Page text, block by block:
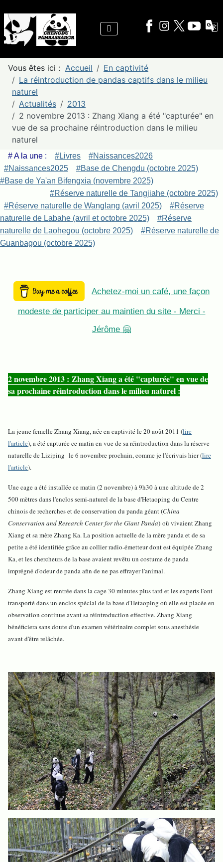
Vous êtes ici : Accueil
En captivité
La réintroduction de pandas captifs dans le milieu
naturel
Actualités
2013
2 novembre 2013 : Zhang Xiang a été "capturée" en
vue de sa prochaine réintroduction dans le milieu
naturel
# A la une : #Livres
#Naissances2026
#Naissances2025
#Base de Chengdu (octobre 2025)
#Base de Ya'an Bifengxia (novembre 2025)
#Réserve naturelle de Tangjiahe (octobre 2025)
#Réserve naturelle de Wanglang (avril 2025)
#Réserve
naturelle de Labahe (avril et octobre 2025)
#Réserve
naturelle de Laohegou (octobre 2025)
#Réserve naturelle de
Guanbagou (octobre 2025)
Achetez-moi un café, une façon
modeste de participer au maintien du site - Merci -
Jérôme 🤗
2 novembre 2013 : Zhang Xiang a été "capturée" en vue de
sa prochaine réintroduction dans le milieu naturel :
La jeune femelle Zhang Xiang, née en captivité le 20 août 2011 (lire
l'article), a été capturée ce matin en vue de sa réintroduction dans la réserve
naturelle de Liziping le 6 novembre prochain, comme je l'écrivais hier (lire
l'article).
Une cage a été installée ce matin (2 novembre) à 9h30 à une altitude de 2
500 mètres dans l'enclos semi-naturel de labase d'Hetaoping du Centre
chinois de recherches et de conservation du panda géant (China
Conservation and Research Center for the Giant Panda) où vivaient Zhang
Xiang et sa mère Zhang Ka. La position actuelle de la mère panda et de sa
petite a été identifiée grâce au collier radio-émetteur dont est équipée Zhang
Ka, et les chercheurs de la base avaient revêtu un costume de panda
imprégné d'odeur de panda afin de ne pas effrayer l'animal.
Zhang Xiang est rentrée dans la cage 30 minutes plus tard et les experts l'ont
transporté dans un enclos spécial de la base d'Hetaoping où elle est placée en
observation continue avant sa réintroduction effective. Zhang Xiang
bénéficiera sans doute d'un examen vétérinaire complet sous anesthésie
avant d'être relâchée.